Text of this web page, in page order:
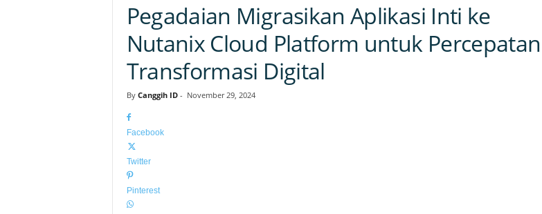
Pegadaian Migrasikan Aplikasi Inti ke
Nutanix Cloud Platform untuk Percepatan
Transformasi Digital
By Canggih ID- November 29, 2024
Facebook
Twitter
Pinterest